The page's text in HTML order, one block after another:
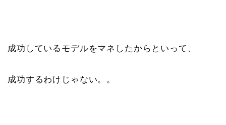
成功しているモデルをマネしたからといって、
成功するわけじゃない。。